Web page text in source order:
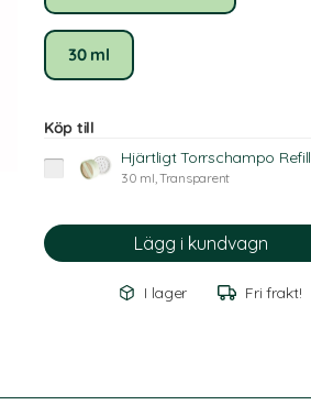
30 ml
Köp till
Hjärtligt Torrschampo Refill
30 ml, Transparent
I lager Fri frakt!